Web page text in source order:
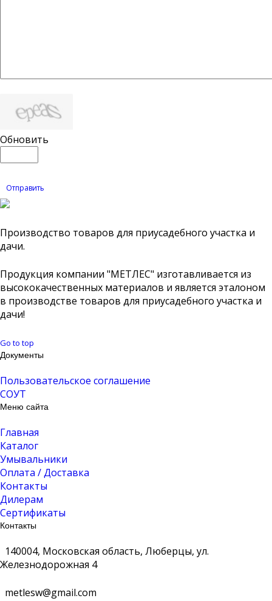
Обновить
Отправить
Производство товаров для приусадебного участка и
дачи.
Продукция компании "МЕТЛЕС" изготавливается из
высококачественных материалов и является эталоном
в производстве товаров для приусадебного участка и
дачи!
Go to top
Документы
Пользовательское соглашение
СОУТ
Меню сайта
Главная
Каталог
Умывальники
Оплата / Доставка
Контакты
Дилерам
Сертификаты
Контакты
140004, Московская область, Люберцы, ул.
Железнодорожная 4
metlesw@gmail.com